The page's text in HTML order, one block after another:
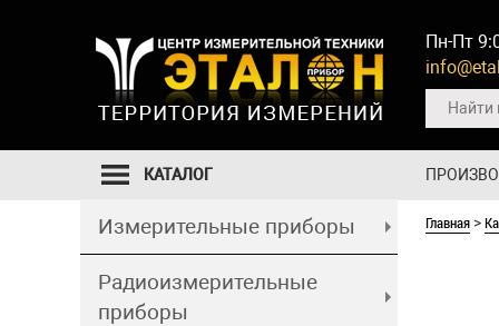
Пн-Пт
КАТАЛОГ
Измерительные приборы
Радиоизмерительные
приборы
Главная >